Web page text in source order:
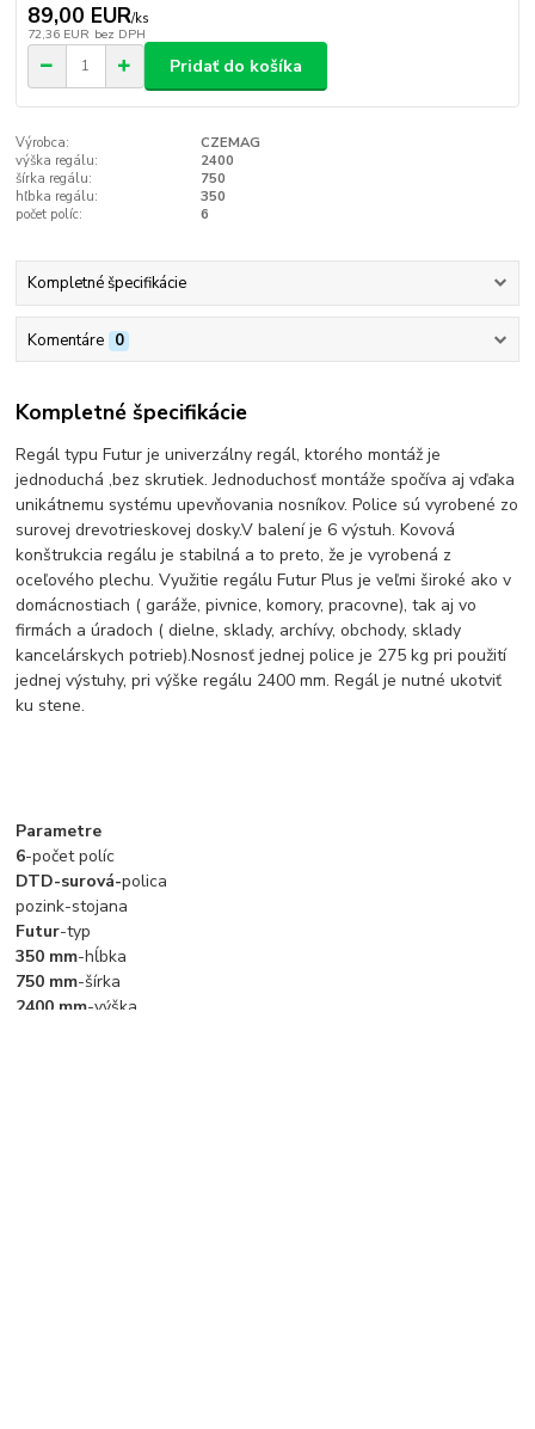
89,00 EUR/ks
72,36 EUR bez DPH
Pridať do košíka
Výrobca:
CZEMAG
výška regálu:
2400
šírka regálu:
750
hľbka regálu:
350
počet políc:
6
Kompletné špecifikácie
Komentáre 0
Kompletné špecifikácie
Regál typu Futur je univerzálny regál, ktorého montáž je
jednoduchá ,bez skrutiek. Jednoduchosť montáže spočíva aj vďaka
unikátnemu systému upevňovania nosníkov. Police sú vyrobené zo
surovej drevotrieskovej dosky.V balení je 6 výstuh. Kovová
konštrukcia regálu je stabilná a to preto, že je vyrobená z
oceľového plechu. Využitie regálu Futur Plus je veľmi široké ako v
domácnostiach ( garáže, pivnice, komory, pracovne), tak aj vo
firmách a úradoch ( dielne, sklady, archívy, obchody, sklady
kancelárskych potrieb).Nosnosť jednej police je 275 kg pri použití
jednej výstuhy, pri výške regálu 2400 mm. Regál je nutné ukotviť
ku stene.
Parametre
6-počet políc
DTD-surová-polica
pozink-stojana
Futur-typ
350 mm-hĺbka
750 mm-šírka
2400 mm-výška